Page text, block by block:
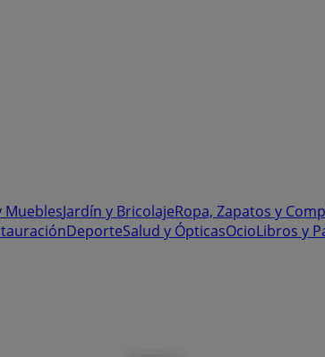
MueblesJardín y BricolajeRopa, Zapatos y
DeporteSalud y ÓpticasOcioLibros y